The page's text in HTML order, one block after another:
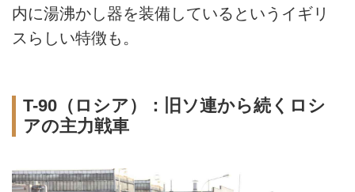
内に湯沸かし器を装備しているというイギリ
スらしい特徴も。
T-90（ロシア）：旧ソ連から続くロシ
アの主力戦車